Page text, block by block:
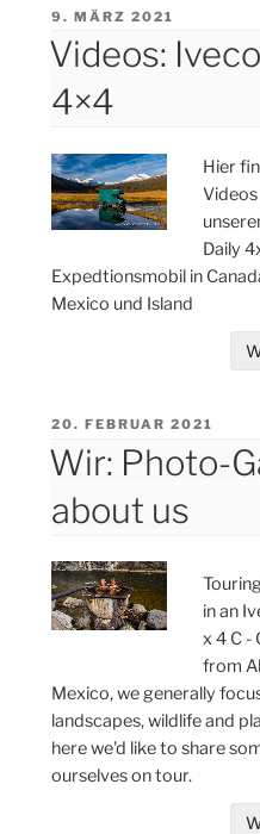
VERÖFFENTLICHT
9. MÄRZ 2021
Videos:
4×4
Hier
Daily
Expedtionsmobil in
Mexico und Island
VERÖFFENTLICHT
20. FEBRUAR 2021
Wir: Photo-
about us
in an
x 4 C -
from
Mexico, we generally
landscapes, wildlife and
here we'd like to share
ourselves on tour.